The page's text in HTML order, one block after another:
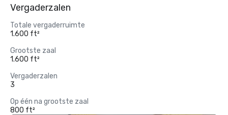
Vergaderzalen
Totale vergaderruimte
1.600 ft²
Grootste zaal
1.600 ft²
Vergaderzalen
3
Op één na grootste zaal
800 ft²